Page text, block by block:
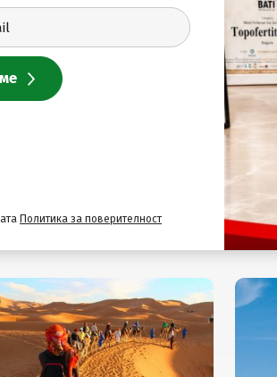
с полет на авиокомпания
Подобни
Политика за поверителност